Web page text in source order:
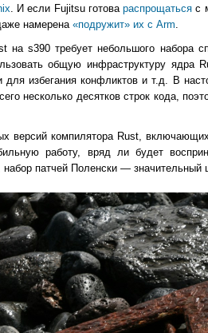
. И если Fujitsu готовараспрощаться с
намерена «подружит» их с Arm.
s390 требует небольшого набора
общую инфраструктуру ядра
для избегания конфликтов и т.д. В
несколько десятков строк кода,
версий компилятора Rust,
работу, вряд ли будет
патчей Поленски — значительный